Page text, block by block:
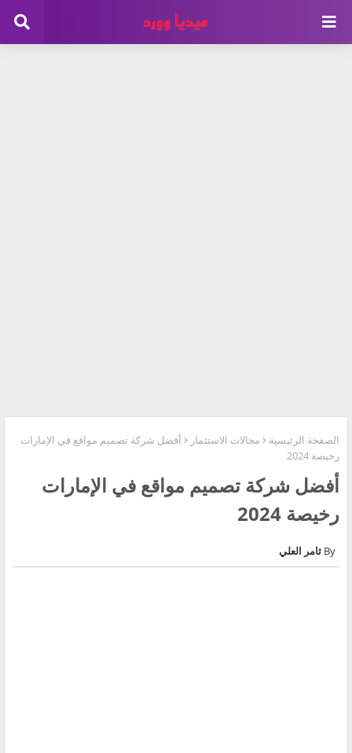
الصفحة الرئيسية مجالات الاستثمار
أفضل شركة تصميم مواقع في الإمارات
رخيصة 2024
أفضل شركة تصميم مواقع في الإمارات
رخيصة 2024
ثامر العلي